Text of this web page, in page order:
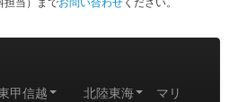
甲信越
北陸東海
マリ